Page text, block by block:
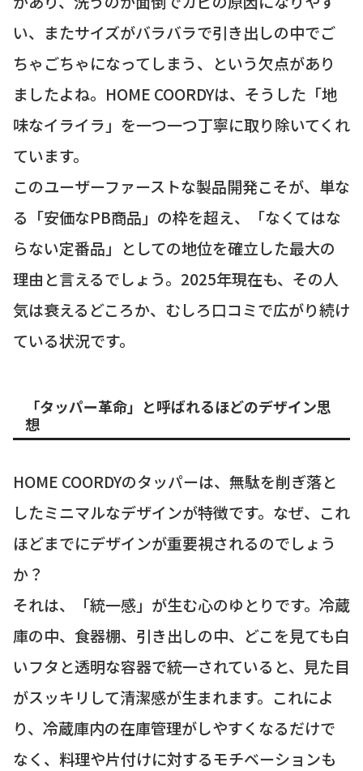
い、またサイズがバラバラで引き出しの中でご
ちゃごちゃになってしまう、という欠点があり
ましたよね。HOME COORDYは、そうした「地
味なイライラ」を一つ一つ丁寧に取り除いてくれ
ています。
このユーザーファーストな製品開発こそが、単な
る「安価なPB商品」の枠を超え、「なくてはな
らない定番品」としての地位を確立した最大の
理由と言えるでしょう。2025年現在も、その人
気は衰えるどころか、むしろ口コミで広がり続け
ている状況です。
「タッパー革命」と呼ばれるほどのデザイン思
想
HOME COORDYのタッパーは、無駄を削ぎ落と
したミニマルなデザインが特徴です。なぜ、これ
ほどまでにデザインが重要視されるのでしょう
か？
それは、「統一感」が生む心のゆとりです。冷蔵
庫の中、食器棚、引き出しの中、どこを見ても白
いフタと透明な容器で統一されていると、見た目
がスッキリして清潔感が生まれます。これによ
り、冷蔵庫内の在庫管理がしやすくなるだけで
なく、料理や片付けに対するモチベーションも